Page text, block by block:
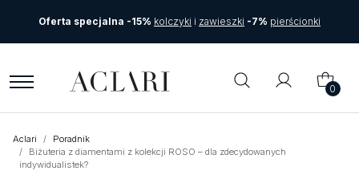
Oferta specjalna -15% kolczyki i zawieszki -7% pierścionki
0
Aclari
Poradnik
Biżuteria z diamentami z kolekcji ROSO – dla zdecydowanych
indywidualistek?